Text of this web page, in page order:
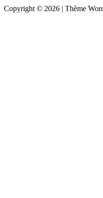
Copyright © 2026 | Thème